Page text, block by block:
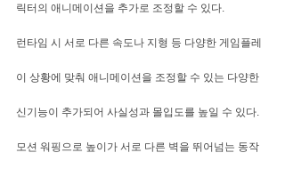
릭터의 애니메이션을 추가로 조정할 수 있다.
런타임 시 서로 다른 속도나 지형 등 다양한 게임플레
이 상황에 맞춰 애니메이션을 조정할 수 있는 다양한
신기능이 추가되어 사실성과 몰입도를 높일 수 있다.
모션 워핑으로 높이가 서로 다른 벽을 뛰어넘는 동작